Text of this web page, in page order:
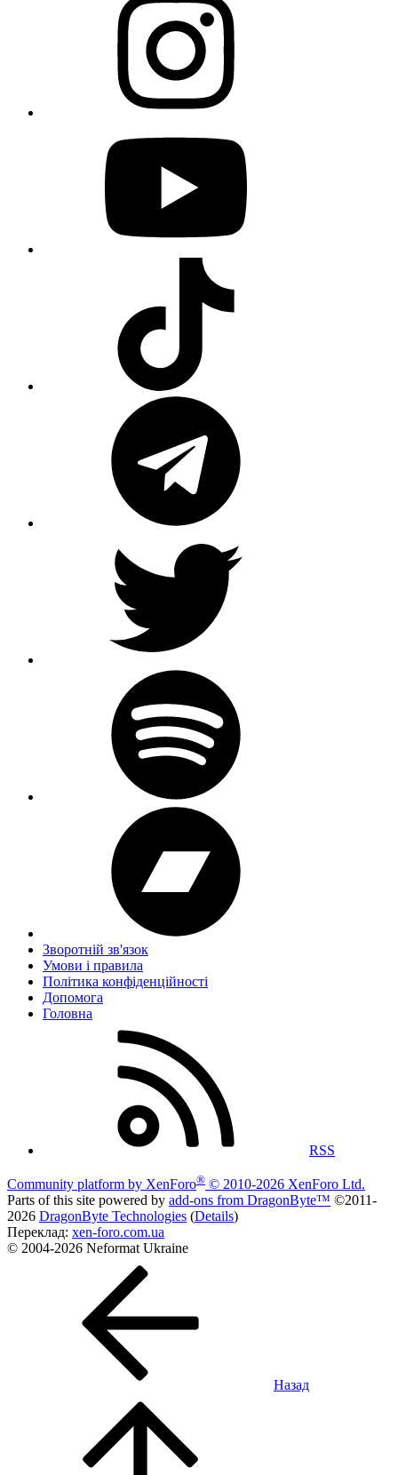
Зворотній зв'язок
Умови і правила
Політика конфіденційності
Дoпoмoга
Головна
RSS
Community platform by XenForo® © 2010-2026 XenForo Ltd.
Parts of this site powered by add-ons from DragonByte™ ©2011-
2026 DragonByte Technologies (Details)
Переклад: xen-foro.com.ua
© 2004-2026 Neformat Ukraine
Назад